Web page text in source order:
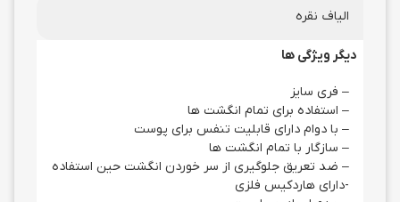
الیاف نقره
دیگر ویژگی ها
– فری سایز
– استفاده برای تمام انگشت ها
– با دوام دارای قابلیت تنفس برای پوست
– سازگار با تمام انگشت ها
– ضد تعریق جلوگیری از سر خوردن انگشت حین استفاده
-دارای هاردکیس فلزی